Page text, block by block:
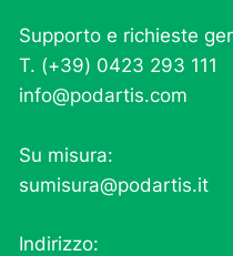
Supporto e richieste
T. (+39) 0423 293 111
info@podartis.com
Su misura:
sumisura@podartis.it
Indirizzo: